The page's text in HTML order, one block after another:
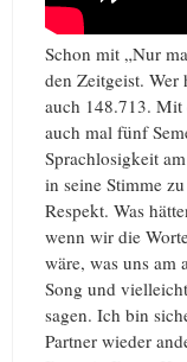
Schon mit „Nur
den Zeitgeist.
auch 148.713. Mit
auch mal fünf
Sprachlosigkeit
in seine Stimme
Respekt. Was
wenn wir die
wäre, was uns am
Song und
sagen. Ich bin
Partner wieder